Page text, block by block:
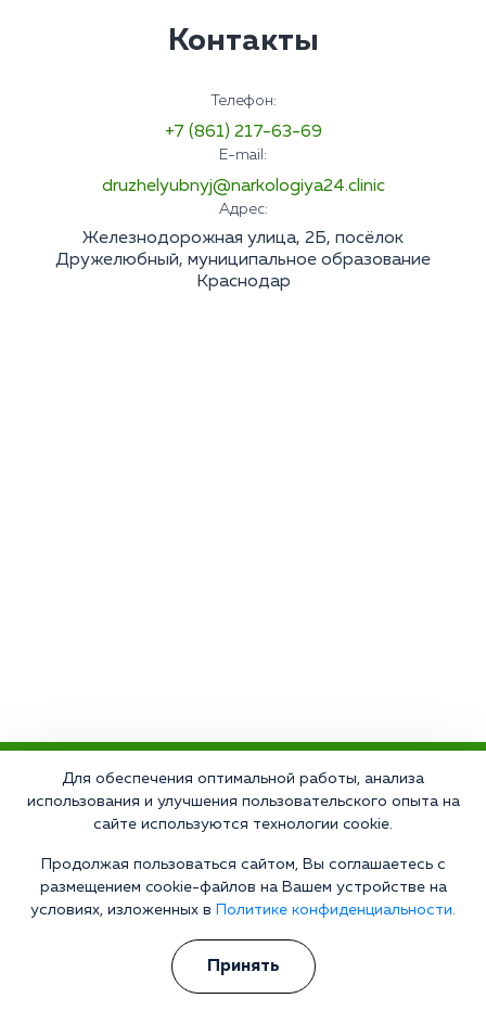
Контакты
Телефон:
+7 (861) 217-63-69
E-mail:
druzhelyubnyj@narkologiya24.clinic
Адрес:
Железнодорожная улица, 2Б, посёлок
Дружелюбный, муниципальное образование
Краснодар
Что делать сейчас?
Консультанты программы сами в прошлом преодолели
зависимость и знают изнутри все стороны болезни.
Свяжитесь с нами и получите профессиональную
Получить консультацию
Для обеспечения оптимальной работы, анализа
использования и улучшения пользовательского опыта на
сайте используются технологии cookie.
Продолжая пользоваться сайтом, Вы соглашаетесь с
размещением cookie-файлов на Вашем устройстве на
условиях, изложенных в
Политике конфиденциальности.
Принять